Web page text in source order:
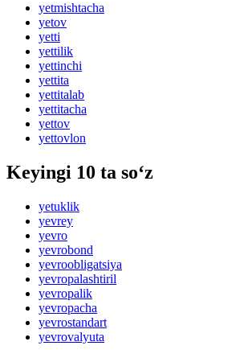
yetmishtacha
yetov
yetti
yettilik
yettinchi
yettita
yettitalab
yettitacha
yettov
yettovlon
Keyingi 10 ta so‘z
yetuklik
yevrey
yevro
yevrobond
yevroobligatsiya
yevropalashtiril
yevropalik
yevropacha
yevrostandart
yevrovalyuta